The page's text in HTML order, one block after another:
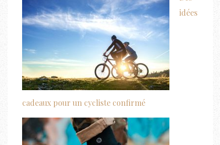
idées
cadeaux pour un cycliste confirmé